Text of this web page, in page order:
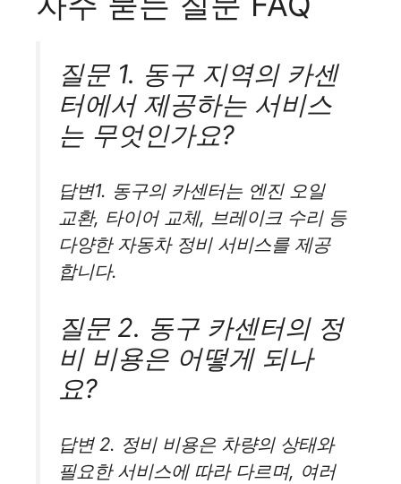
질문 1. 동구 지역의 카센
터에서 제공하는 서비스
는 무엇인가요?
답변1. 동구의 카센터는 엔진 오일
교환, 타이어 교체, 브레이크 수리 등
다양한 자동차 정비 서비스를 제공
합니다.
질문 2. 동구 카센터의 정
비 비용은 어떻게 되나
요?
답변 2. 정비 비용은 차량의 상태와
필요한 서비스에 따라 다르며, 여러